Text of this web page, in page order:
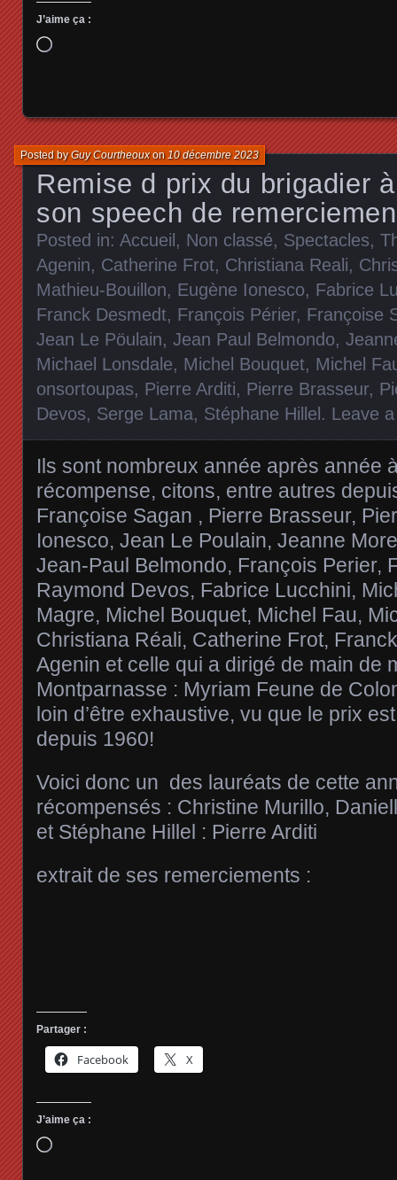
J’aime ça :
Chargement…
Remise d prix du brigadier
son speech de
Posted byGuy Courtheouxon 10 décembre 2023
Posted in: Accueil, Non classé, Spectacles,
Agenin, Catherine Frot, Christiana Reali,
Mathieu-Bouillon, Eugène Ionesco, Fabrice
Franck Desmedt, François Périer, Françoise
Jean Le Pöulain, Jean Paul Belmondo,
Michael Lonsdale, Michel Bouquet, Michel
onsortoupas, Pierre Arditi, Pierre Brasseur,
Devos, Serge Lama, Stéphane Hillel. Leave
Ils sont nombreux année après année
récompense, citons, entre autres
Françoise Sagan , Pierre Brasseur,
Ionesco, Jean Le Poulain, Jeanne
Jean-Paul Belmondo, François Perier,
Raymond Devos, Fabrice Lucchini,
Magre, Michel Bouquet, Michel Fau,
Christiana Réali, Catherine Frot,
Agenin et celle qui a dirigé de main de
Montparnasse : Myriam Feune de
loin d’être exhaustive, vu que le prix
depuis 1960!
Voici donc un des lauréats de cette
récompensés : Christine Murillo,
et Stéphane Hillel : Pierre Arditi
extrait de ses remerciements :
Partager :
Facebook X
J’aime ça :
Chargement…